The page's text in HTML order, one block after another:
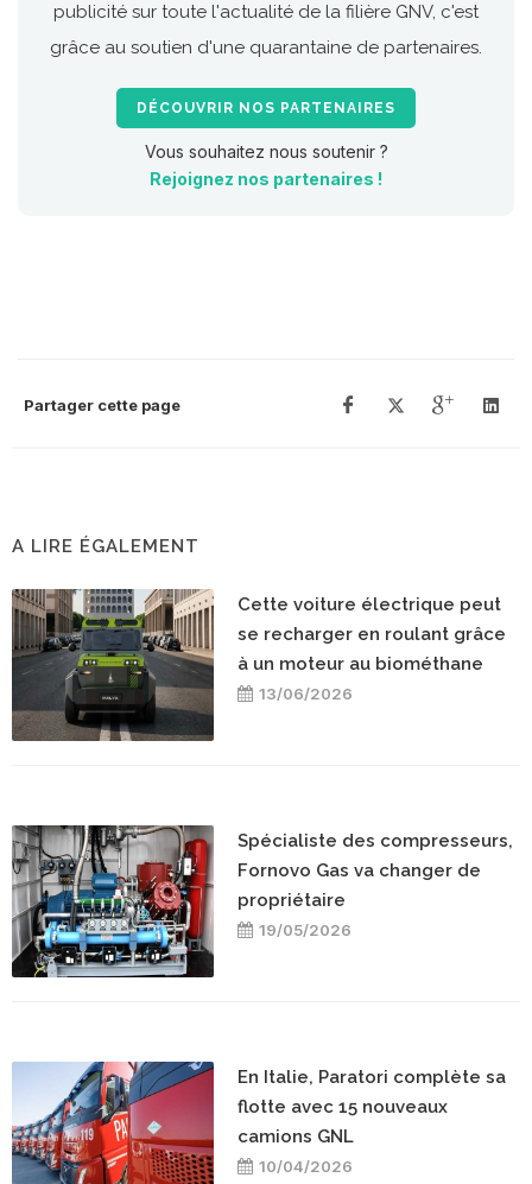
publicité sur toute l'actualité de la filière GNV, c'est
grâce au soutien d'une quarantaine de partenaires.
DÉCOUVRIR NOS PARTENAIRES
Vous souhaitez nous soutenir ?
Rejoignez nos partenaires !
Partager cette page
A LIRE ÉGALEMENT
Cette voiture électrique peut
se recharger en roulant grâce
à un moteur au biométhane
13/06/2026
Spécialiste des compresseurs,
Fornovo Gas va changer de
propriétaire
19/05/2026
En Italie, Paratori complète sa
flotte avec 15 nouveaux
camions GNL
10/04/2026